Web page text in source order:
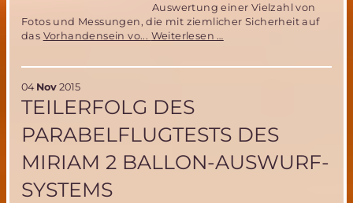
Auswertung einer Vielzahl von
Fotos und Messungen, die mit ziemlicher Sicherheit auf
das Vorhandensein vo... Weiterlesen …
Leben
dem
04 Nov 2015
TEILERFOLG DES
PARABELFLUGTESTS DES
MIRIAM 2 BALLON-AUSWURF-
SYSTEMS